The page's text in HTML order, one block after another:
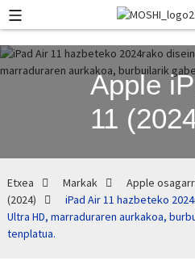
Apple
11
Etxea Markak Apple
(2024)
iPad Air 11 hazbeteko
Ultra HD, marraduraren aurkakoa,
tenplatua.